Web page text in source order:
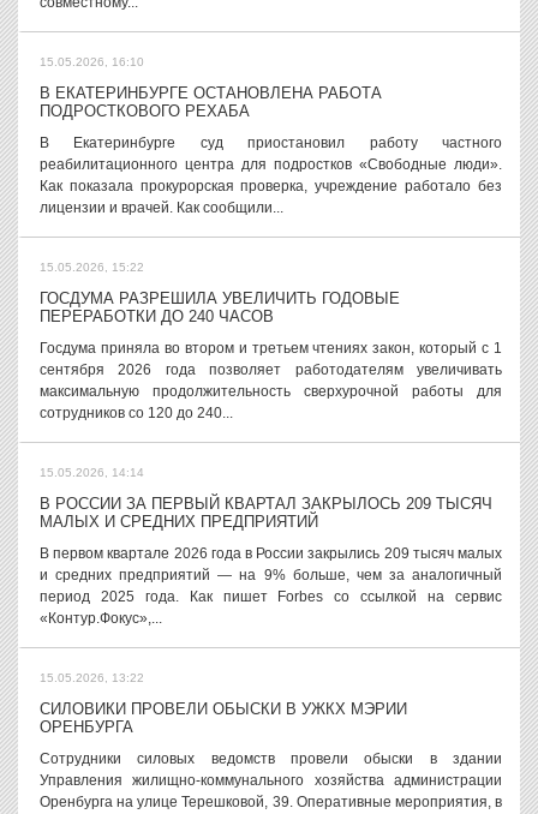
15.05.2026, 16:10
В ЕКАТЕРИНБУРГЕ ОСТАНОВЛЕНА РАБОТА
ПОДРОСТКОВОГО РЕХАБА
В Екатеринбурге суд приостановил работу частного
реабилитационного центра для подростков «Свободные люди».
Как показала прокурорская проверка, учреждение работало без
лицензии и врачей. Как сообщили...
15.05.2026, 15:22
ГОСДУМА РАЗРЕШИЛА УВЕЛИЧИТЬ ГОДОВЫЕ
ПЕРЕРАБОТКИ ДО 240 ЧАСОВ
Госдума приняла во втором и третьем чтениях закон, который с 1
сентября 2026 года позволяет работодателям увеличивать
максимальную продолжительность сверхурочной работы для
сотрудников со 120 до 240...
15.05.2026, 14:14
В РОССИИ ЗА ПЕРВЫЙ КВАРТАЛ ЗАКРЫЛОСЬ 209 ТЫСЯЧ
МАЛЫХ И СРЕДНИХ ПРЕДПРИЯТИЙ
В первом квартале 2026 года в России закрылись 209 тысяч малых
и средних предприятий — на 9% больше, чем за аналогичный
период 2025 года. Как пишет Forbes со ссылкой на сервис
«Контур.Фокус»,...
15.05.2026, 13:22
СИЛОВИКИ ПРОВЕЛИ ОБЫСКИ В УЖКХ МЭРИИ
ОРЕНБУРГА
Сотрудники силовых ведомств провели обыски в здании
Управления жилищно-коммунального хозяйства администрации
Оренбурга на улице Терешковой, 39. Оперативные мероприятия, в